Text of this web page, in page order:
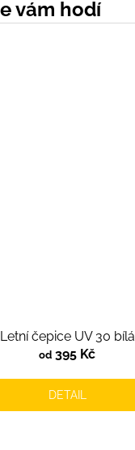
Letní čepice UV 30 bílá
od 395 Kč
DETAIL